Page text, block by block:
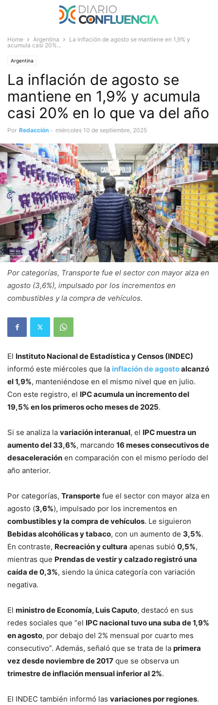
Home Argentina
La inflación de agosto se mantiene en 1,9% y
acumula casi 20%...
Argentina
La inflación de agosto se
mantiene en 1,9% y acumula
casi 20% en lo que va del año
Por Redacción - miércoles 10 de septiembre, 2025
Por categorías, Transporte fue el sector con mayor alza en
agosto (3,6%), impulsado por los incrementos en
combustibles y la compra de vehículos.
El Instituto Nacional de Estadística y Censos (INDEC)
informó este miércoles que la inflación de agostoalcanzó
el 1,9%, manteniéndose en el mismo nivel que en julio.
Con este registro, el IPC acumula un incremento del
19,5% en los primeros ocho meses de 2025.
Si se analiza la variación interanual, el IPC muestra un
aumento del 33,6%, marcando 16 meses consecutivos de
desaceleración en comparación con el mismo período del
año anterior.
Por categorías, Transporte fue el sector con mayor alza en
agosto (3,6%), impulsado por los incrementos en
combustibles y la compra de vehículos. Le siguieron
Bebidas alcohólicas y tabaco, con un aumento de 3,5%.
En contraste, Recreación y cultura apenas subió 0,5%,
mientras que Prendas de vestir y calzado registró una
caída de 0,3%, siendo la única categoría con variación
negativa.
El ministro de Economía, Luis Caputo, destacó en sus
redes sociales que “el IPC nacional tuvo una suba de 1,9%
en agosto, por debajo del 2% mensual por cuarto mes
consecutivo”. Además, señaló que se trata de la primera
vez desde noviembre de 2017 que se observa un
trimestre de inflación mensual inferior al 2%.
El INDEC también informó las variaciones por regiones.